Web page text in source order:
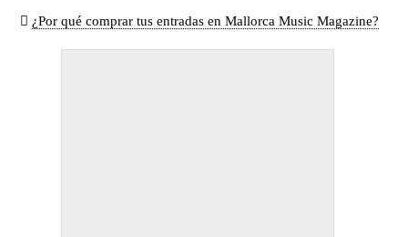
¿Por qué comprar tus entradas en Mallorca Music Magazine?